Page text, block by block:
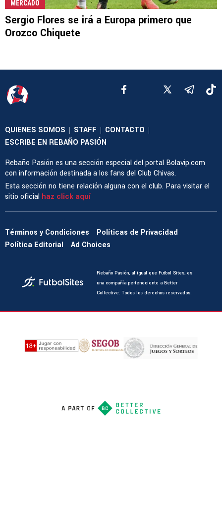
MERCADO
Sergio Flores se irá a Europa primero que
Orozco Chiquete
QUIENES SOMOS | STAFF | CONTACTO |
ESCRIBE EN REBAÑO PASIÓN
Rebaño Pasión es una sección especial del portal Bolavip.com
con información destinada a los fans del Club Chivas.
Esta sección no tiene relación alguna con el club. Para visitar el
sitio oficial haz click aquí
Términos y Condiciones
Políticas de Privacidad
Política Editorial
Ad Choices
Rebaño Pasión, al igual que Futbol Sites, es
una compañía perteneciente a Better
Collective. Todos los derechos reservados.